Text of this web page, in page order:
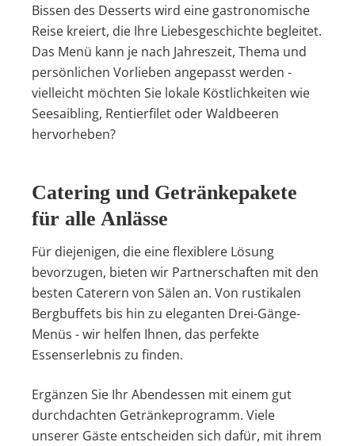
Bissen des Desserts wird eine gastronomische
Reise kreiert, die Ihre Liebesgeschichte begleitet.
Das Menü kann je nach Jahreszeit, Thema und
persönlichen Vorlieben angepasst werden -
vielleicht möchten Sie lokale Köstlichkeiten wie
Seesaibling, Rentierfilet oder Waldbeeren
hervorheben?
Catering und Getränkepakete
für alle Anlässe
Für diejenigen, die eine flexiblere Lösung
bevorzugen, bieten wir Partnerschaften mit den
besten Caterern von Sälen an. Von rustikalen
Bergbuffets bis hin zu eleganten Drei-Gänge-
Menüs - wir helfen Ihnen, das perfekte
Essenserlebnis zu finden.
Ergänzen Sie Ihr Abendessen mit einem gut
durchdachten Getränkeprogramm. Viele
unserer Gäste entscheiden sich dafür, mit ihrem